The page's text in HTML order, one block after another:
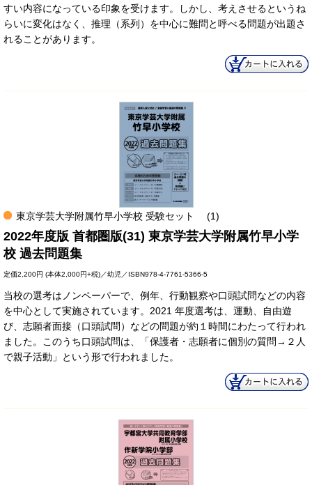
すい内容になっている印象を受けます。しかし、考えさせるというね
らいに変化はなく、推理（系列）を中心に難問と呼べる問題が出題さ
れることがあります。
東京学芸大学附属竹早小学校 受験セット (1)
2022年度版 首都圏版(31) 東京学芸大学附属竹早小学
校 過去問題集
定価2,200円 (本体2,000円+税)／幼児／ISBN978-4-7761-5366-5
当校の選考はノンペーパーで、例年、行動観察や口頭試問などの内容
を中心として実施されています。2021 年度選考は、運動、自由遊
び、志願者面接（口頭試問）などの問題が約１時間にわたって行われ
ました。このうち口頭試問は、「保護者・志願者に個別の質問→２人
で親子活動」という形で行われました。